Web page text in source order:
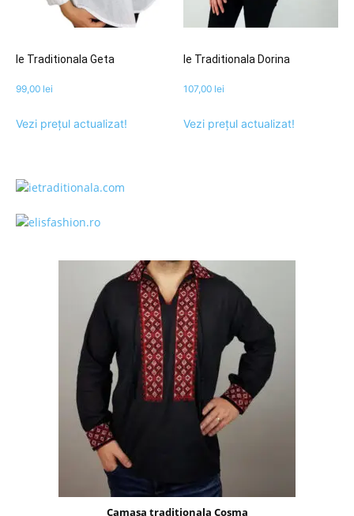
Ie Traditionala Geta
99,00 lei
Vezi prețul actualizat!
Ie Traditionala Dorina
107,00 lei
Vezi prețul actualizat!
Camasa traditionala Cosma